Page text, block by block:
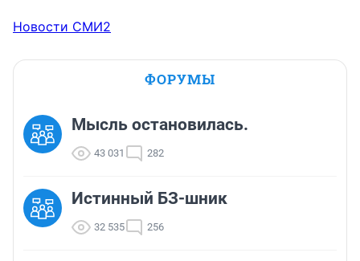
Новости СМИ2
ФОРУМЫ
Мысль остановилась.
43 031 282
Истинный БЗ-шник
32 535 256